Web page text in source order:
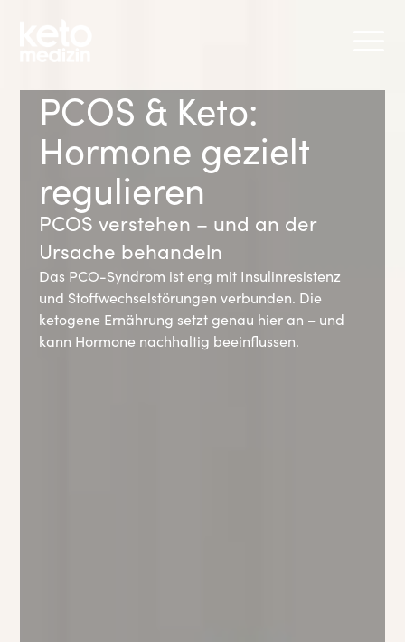
PCOS & Keto:
Hormone gezielt
regulieren
PCOS verstehen – und an der
Ursache behandeln
Das PCO-Syndrom ist eng mit Insulinresistenz
und Stoffwechselstörungen verbunden. Die
ketogene Ernährung setzt genau hier an – und
kann Hormone nachhaltig beeinflussen.